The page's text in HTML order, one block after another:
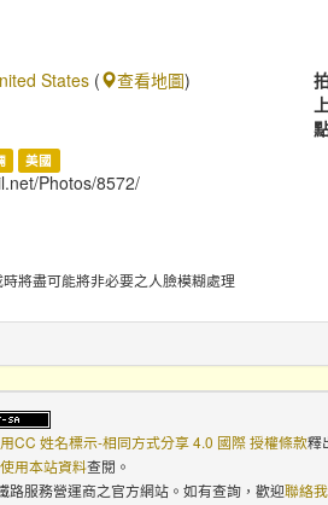
States ( 查看地圖)
美國
Photos/8572/
將盡可能將非必要之人臉模糊處理
CC 姓名標示-相同方式分享 4.0 國際 授權條款釋
用本站資料查閱。
服務營運商之官方網站。如有查詢，歡迎聯絡